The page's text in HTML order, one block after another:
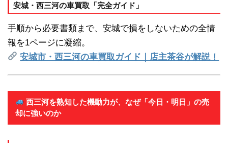
安城・西三河の車買取「完全ガイド」
手順から必要書類まで、安城で損をしないための全情
報を1ページに凝縮。
安城市・西三河の車買取ガイド｜店主茶谷が解説！
西三河を熟知した機動力が、なぜ「今日・明日」の売
却に強いのか